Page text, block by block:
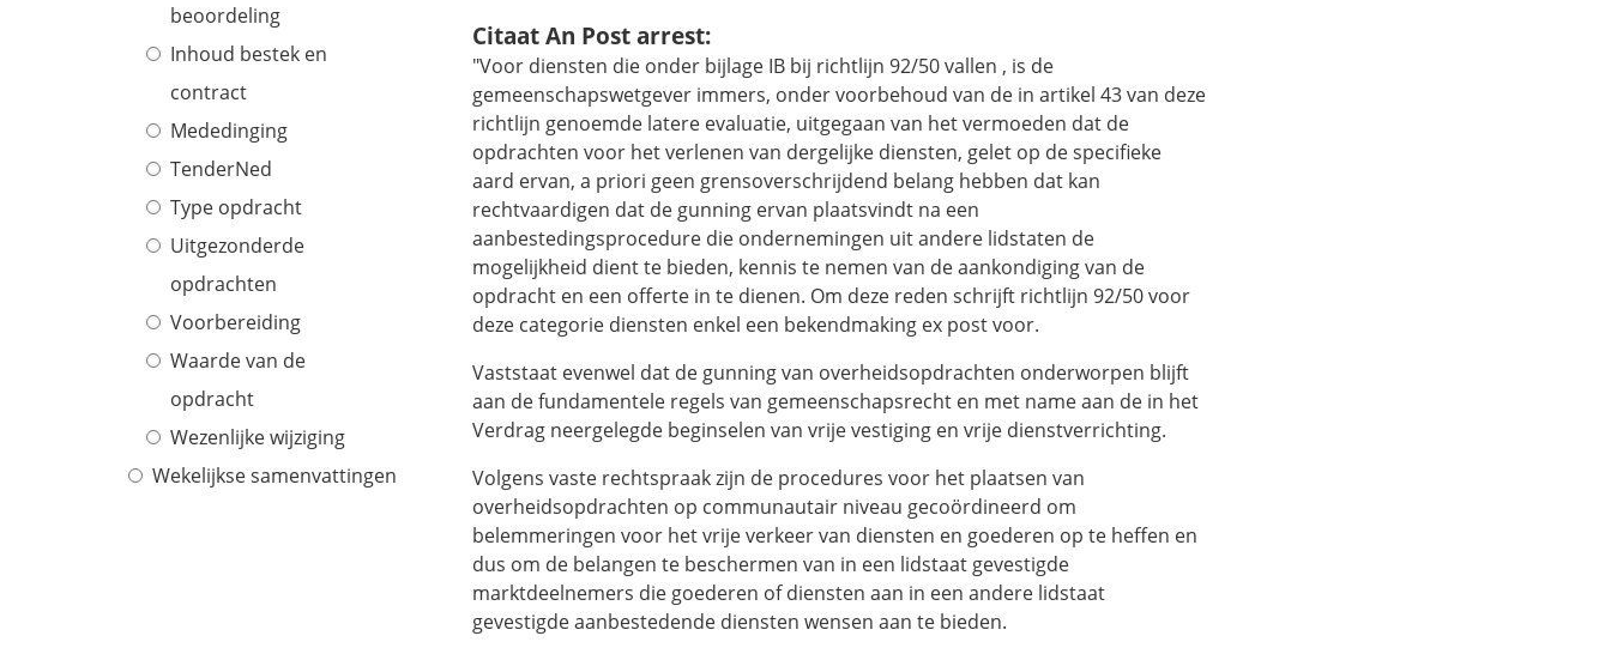
beoordeling
Inhoud bestek en
contract
Mededinging
TenderNed
Type opdracht
Uitgezonderde
opdrachten
Voorbereiding
Waarde van de
opdracht
Wezenlijke wijziging
Wekelijkse samenvattingen
Citaat An Post arrest:
"Voor diensten die onder bijlage IB bij richtlijn 92/50 vallen , is de
gemeenschapswetgever immers, onder voorbehoud van de in artikel 43 van deze
richtlijn genoemde latere evaluatie, uitgegaan van het vermoeden dat de
opdrachten voor het verlenen van dergelijke diensten, gelet op de specifieke
aard ervan, a priori geen grensoverschrijdend belang hebben dat kan
rechtvaardigen dat de gunning ervan plaatsvindt na een
aanbestedingsprocedure die ondernemingen uit andere lidstaten de
mogelijkheid dient te bieden, kennis te nemen van de aankondiging van de
opdracht en een offerte in te dienen. Om deze reden schrijft richtlijn 92/50 voor
deze categorie diensten enkel een bekendmaking ex post voor.
Vaststaat evenwel dat de gunning van overheidsopdrachten onderworpen blijft
aan de fundamentele regels van gemeenschapsrecht en met name aan de in het
Verdrag neergelegde beginselen van vrije vestiging en vrije dienstverrichting.
Volgens vaste rechtspraak zijn de procedures voor het plaatsen van
overheidsopdrachten op communautair niveau gecoördineerd om
belemmeringen voor het vrije verkeer van diensten en goederen op te heffen en
dus om de belangen te beschermen van in een lidstaat gevestigde
marktdeelnemers die goederen of diensten aan in een andere lidstaat
gevestigde aanbestedende diensten wensen aan te bieden.